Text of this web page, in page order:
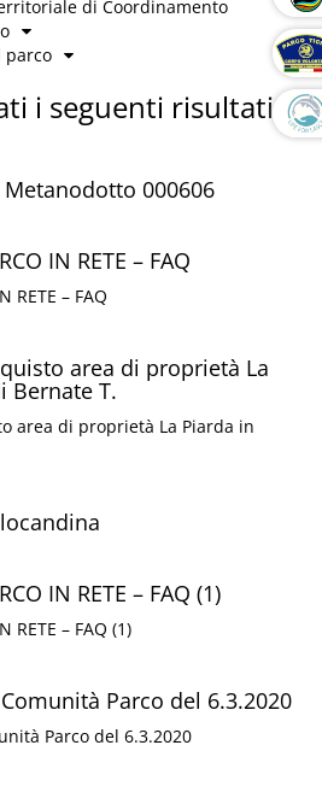
di Coordinamento
parco
i seguenti risultati
Metanodotto 000606
IN RETE – FAQ
RETE – FAQ
area di proprietà La
Bernate T.
area di proprietà La Piarda in
IN RETE – FAQ (1)
RETE – FAQ (1)
Parco del 6.3.2020
Parco del 6.3.2020